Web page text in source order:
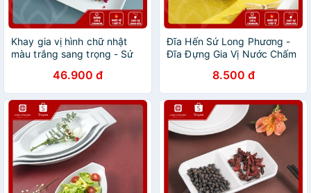
Khay gia vị hình chữ nhật
màu trắng sang trọng - Sứ
46.900 đ
Đĩa Hến Sứ Long Phương -
Đĩa Đựng Gia Vị Nước Chấm
8.500 đ